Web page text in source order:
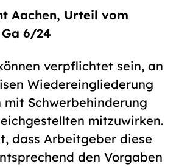
(DGS)
Animationen
an
aus
Schriftgröße
normal
groß
Aachen, Urteil vom
Ga 6/24
verpflichtet sein, an
Wiedereingliederung
mit Schwerbehinderung
mitzuwirken.
dass Arbeitgeber diese
den Vorgaben